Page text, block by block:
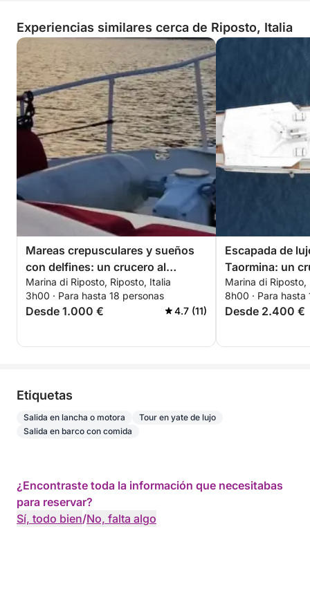
Experiencias similares cerca de Riposto, Italia
Mareas crepusculares y sueños
con delfines: un crucero al
atardecer en la bahía de Taormina
Marina di Riposto, Riposto, Italia
3h00 · Para hasta 18 personas
Desde 1.000 € 4.7 (11)
Escapada de
Taormina: un
completo de
sicilianos
Marina di Riposto,
8h00 · Para hasta
Desde 2.400 €
Etiquetas
Salida en lancha o motora
Tour en yate de lujo
Salida en barco con comida
¿Encontraste toda la información que necesitabas
para reservar?
Sí, todo bien/No, falta algo